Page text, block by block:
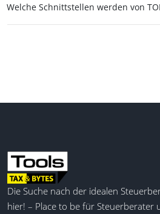
Welche Schnittstellen werden von
Die Suche nach der idealen
hier! – Place to be für Steuerberater